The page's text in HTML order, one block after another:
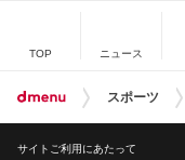
TOP ニュース
スポーツ
サイトご利用にあたって